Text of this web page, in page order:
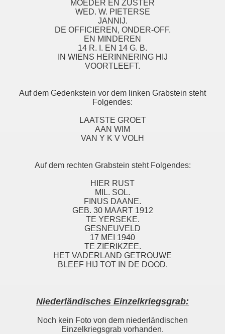
MOEDER EN ZUSTER
WED. W. PIETERSE
JANNIJ.
DE OFFICIEREN, ONDER-OFF.
EN MINDEREN
14 R. I. EN 14 G. B.
IN WIENS HERINNERING HIJ
VOORTLEEFT.
Auf dem Gedenkstein vor dem linken Grabstein steht
Folgendes:
LAATSTE GROET
AAN WIM
VAN Y K V VOLH
Auf dem rechten Grabstein steht Folgendes:
HIER RUST
MIL. SOL.
FINUS DAANE.
GEB. 30 MAART 1912
TE YERSEKE.
GESNEUVELD
17 MEI 1940
TE ZIERIKZEE.
HET VADERLAND GETROUWE
BLEEF HIJ TOT IN DE DOOD.
Niederländisches Einzelkriegsgrab:
Noch kein Foto von dem niederländischen
Einzelkriegsgrab vorhanden.